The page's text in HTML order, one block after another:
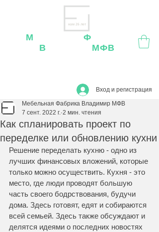
нам 26 лет
М Ф
В
МФВ
Вход и регистрация
Как спланировать проект по
переделке или обновлению кухни
Мебельная Фабрика Владимир МФВ
7 сент. 2022 г. 2 мин. чтения
Решение переделать кухню - одно из
лучших финансовых вложений, которые
только можно осуществить. Кухня - это
место, где люди проводят большую
часть своего бодрствования, будучи
дома. Здесь готовят, едят и собираются
всей семьей. Здесь также обсуждают и
делятся идеями о последних новостях